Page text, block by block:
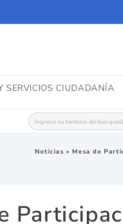
SERVICIOS CIUDADANÍA
Buscar:
Noticias » Mesa de